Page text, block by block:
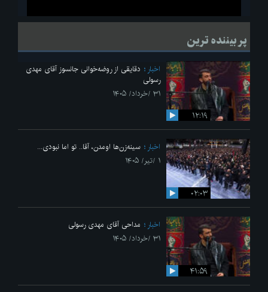
لحظاتی از قرائت زیارت اربعین امام حسین(ع) در مراسم عزاداری هیئات
پر بیننده ترین
۱۲:۱۹
اخبار
دقایقی از روضه‌خوانی جانسوز آقای مهدی
رسولی
۳۱ /خرداد/ ۱۴۰۵
۰۲:۰۳
اخبار
سینه‌زن‌ها اومدن،‌ آقا.. تو اما نبودی...
۱ /تیر/ ۱۴۰۵
۴۱:۵۹
اخبار
مداحی آقای مهدی رسولی
۳۱ /خرداد/ ۱۴۰۵